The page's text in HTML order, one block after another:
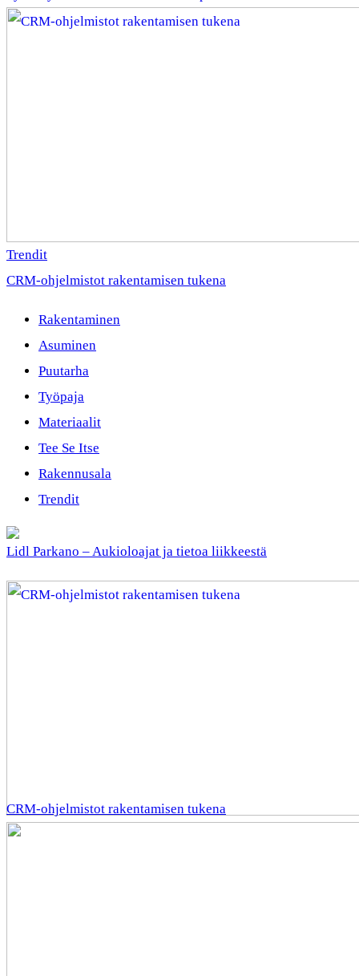
Trendit
CRM-ohjelmistot rakentamisen tukena
Rakentaminen
Asuminen
Puutarha
Työpaja
Materiaalit
Tee Se Itse
Rakennusala
Trendit
Lidl Parkano – Aukioloajat ja tietoa liikkeestä
CRM-ohjelmistot rakentamisen tukena